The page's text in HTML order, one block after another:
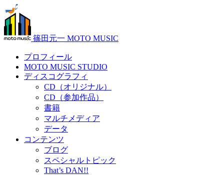
篠田元一 MOTO MUSIC
プロフィール
MOTO MUSIC STUDIO
ディスコグラフィ
CD（オリジナル）
CD（参加作品）
書籍
マルチメディア
データ
コンテンツ
ブログ
スペシャルトピック
That’s DAN!!